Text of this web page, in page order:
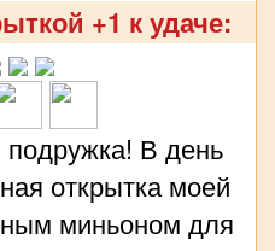
+1 к удаче:
В день
открытка моей
миньоном для